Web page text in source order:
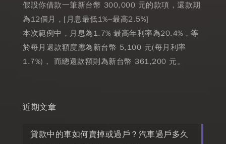
假設你借款一筆新台幣 300,000 元的款項，還款期
為12個月，[月息最低1%~最高2.5%]
本次範例中，月息為1.7% 最高年利率為20.4%，等
於每月還款額度應為新台幣 5,100 元(每月利率
1.7%)， 而總還款額則為新台幣 361,200 元。
近期文章
貸款中的車如何賣掉或過戶？汽車過戶多久